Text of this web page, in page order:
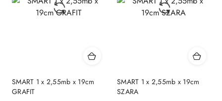
SMART 1 x 2,55mb x 19cm
GRAFIT
SMART 1 x 2,55mb x 19cm
SZARA